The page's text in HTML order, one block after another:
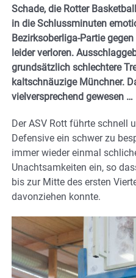
Schade, die Rotter
in die Schlussminuten
Bezirksoberliga-Partie
leider verloren.
grundsätzlich schlechtere
kaltschnäuzige Münchner.
vielversprechend gewesen …
Der ASV Rott führte schnell
Defensive ein schwer zu
immer wieder einmal
Unachtsamkeiten ein, so
bis zur Mitte des ersten
davonziehen konnte.